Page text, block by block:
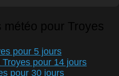
pour Troyes
pour 5 jours
pour 14 jours
pour 30 jours